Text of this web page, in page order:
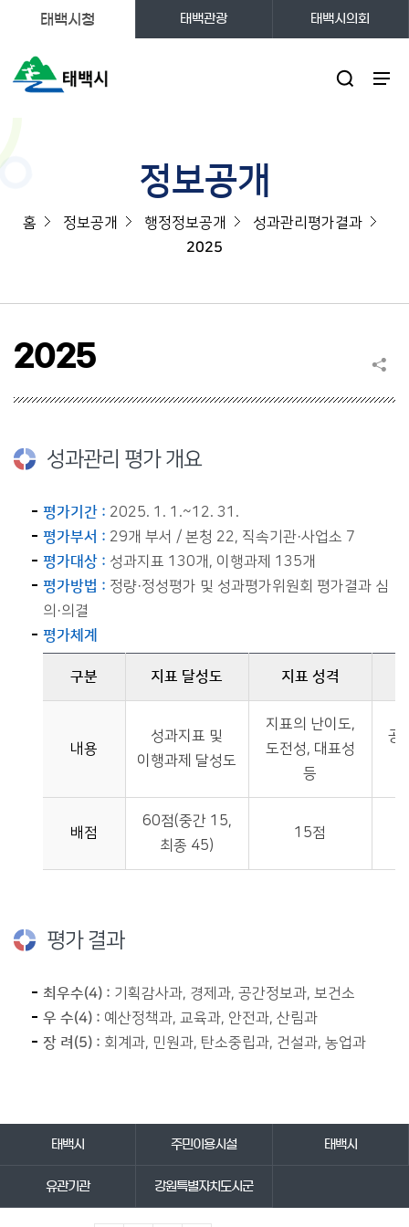
태백시청 태백관광 태백시의회
정보공개
홈 정보공개 행정정보공개
성과관리평가결과
2025
2025
성과관리 평가 개요
평가기간 : 2025. 1. 1.~12. 31.
평가부서 : 29개 부서 / 본청 22, 직속기관·사업소 7
평가대상 : 성과지표 130개, 이행과제 135개
평가방법 : 정량·정성평가 및 성과평가위원회 평가결과 심
의·의결
평가체계
구분 지표 달성도 지표 성격
내용
성과지표 및
이행과제 달성도
지표의 난이도,
도전성, 대표성
등
공
배점
60점(중간 15,
최종 45)
15점
평가 결과
최우수(4) : 기획감사과, 경제과, 공간정보과, 보건소
우 수(4) : 예산정책과, 교육과, 안전과, 산림과
장 려(5) : 회계과, 민원과, 탄소중립과, 건설과, 농업과
태백시 주민이용시설 태백시
유관기관 강원특별자치도시군